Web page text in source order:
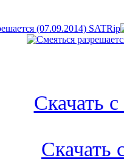
Скачать
Скачать